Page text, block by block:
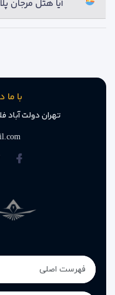
امکانات
دلنشین
هتل مرجان پلازا تفلیس
راحت، دلپذیر و کاربردی
آیا هتل مرجان
با ما
تهران دولت آباد
فهرست اصلی